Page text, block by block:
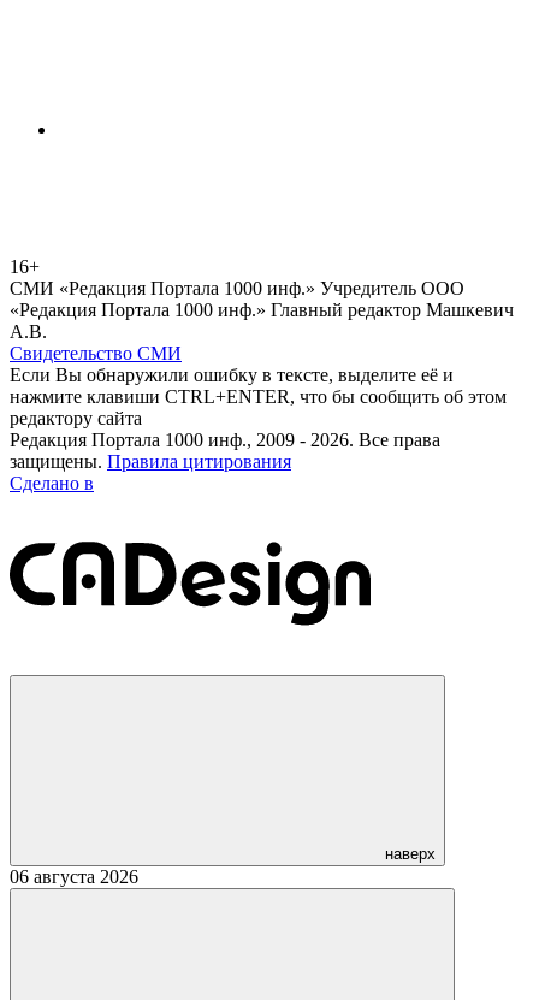
16+
СМИ «Редакция Портала 1000 инф.» Учредитель ООО
«Редакция Портала 1000 инф.» Главный редактор Машкевич
А.В.
Свидетельство СМИ
Если Вы обнаружили ошибку в тексте, выделите её и
нажмите клавиши CTRL+ENTER, что бы сообщить об этом
редактору сайта
Редакция Портала 1000 инф., 2009 - 2026. Все права
защищены. Правила цитирования
Сделано в
наверх
06 августа 2026